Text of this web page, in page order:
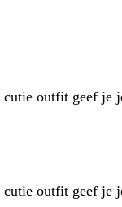
cutie outfit geef
cutie outfit geef